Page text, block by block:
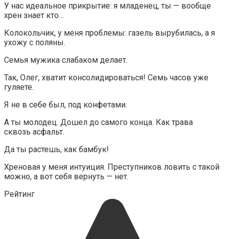
У нас идеальное прикрытие: я младенец, ты — вообще
хрен знает кто…
Колокольчик, у меня проблемы: газель вырубилась, а я
ухожу с поляны.
Семья мужика слабаком делает.
Так, Олег, хватит консолидироваться! Семь часов уже
гуляете.
Я не в себе был, под конфетами.
А ты молодец. Дошел до самого конца. Как трава
сквозь асфальт.
Да ты растешь, как бамбук!
Хреновая у меня интуиция. Преступников ловить с такой
можно, а вот себя вернуть — нет.
Рейтинг